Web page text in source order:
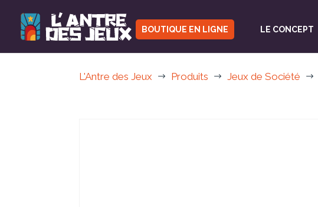
BOUTIQUE EN LIGNE LE CONCEPT
L'Antre des Jeux $ Produits $ Jeux de Société $